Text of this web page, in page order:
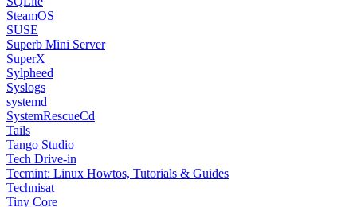
SteamOS
SUSE
Superb Mini Server
SuperX
Sylpheed
Syslogs
systemd
SystemRescueCd
Tails
Tango Studio
Tech Drive-in
Tecmint: Linux Howtos, Tutorials & Guides
Technisat
Tiny Core